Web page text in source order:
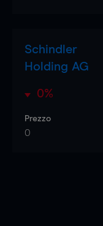
Schindler
Holding AG
0%
Prezzo
0